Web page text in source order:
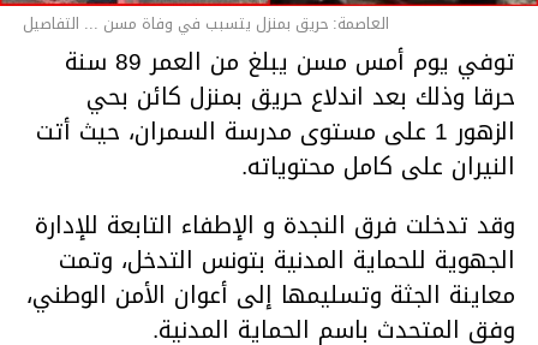
العاصمة: حريق بمنزل يتسبب في وفاة مسن ... التفاصيل
توفي يوم أمس مسن يبلغ من العمر 89 سنة
حرقا وذلك بعد اندلاع حريق بمنزل كائن بحي
الزهور 1 على مستوى مدرسة السمران، حيث أتت
النيران على كامل محتوياته.
وقد تدخلت فرق النجدة و الإطفاء التابعة للإدارة
الجهوية للحماية المدنية بتونس التدخل، وتمت
معاينة الجثة وتسليمها إلى أعوان الأمن الوطني،
وفق المتحدث باسم الحماية المدنية.